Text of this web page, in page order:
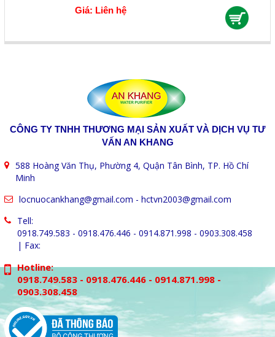
Giá: Liên hệ
CÔNG TY TNHH THƯƠNG MẠI SẢN XUẤT VÀ DỊCH VỤ TƯ
VẤN AN KHANG
588 Hoàng Văn Thụ, Phường 4, Quận Tân Bình, TP. Hồ Chí
Minh
locnuocankhang@gmail.com - hctvn2003@gmail.com
Tell:
0918.749.583 - 0918.476.446 - 0914.871.998 - 0903.308.458
| Fax:
Hotline:
0918.749.583 - 0918.476.446 - 0914.871.998 -
0903.308.458